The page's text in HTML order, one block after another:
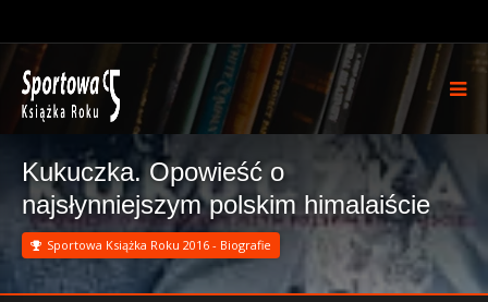
Kukuczka. Opowieść o
najsłynniejszym polskim himalaiście
Sportowa Książka Roku 2016 - Biografie